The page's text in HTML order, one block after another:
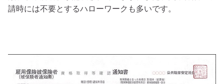
請時には不要とするハローワークも多いです。